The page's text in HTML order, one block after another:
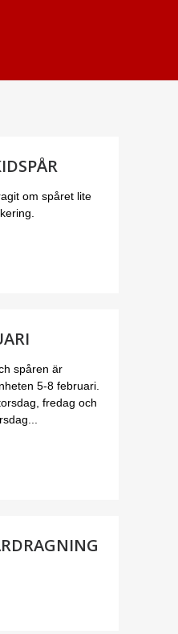
om spåret lite
spåren är
5-8 februari.
fredag och